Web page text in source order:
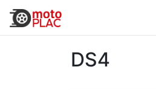
DS4